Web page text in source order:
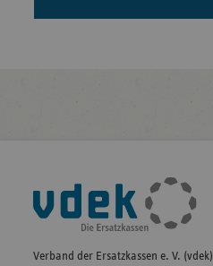
Fußleisten-
Navigation
Verband der Ersatzkassen e. V. (vdek)